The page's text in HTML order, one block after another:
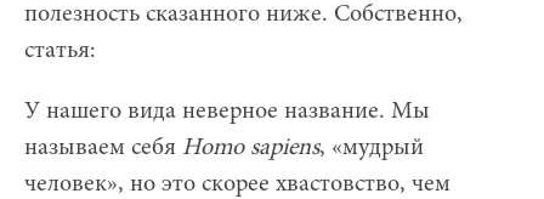
полезность сказанного ниже. Собственно,
статья:
У нашего вида неверное название. Мы
называем себя Homo sapiens, «мудрый
человек», но это скорее хвастовство, чем